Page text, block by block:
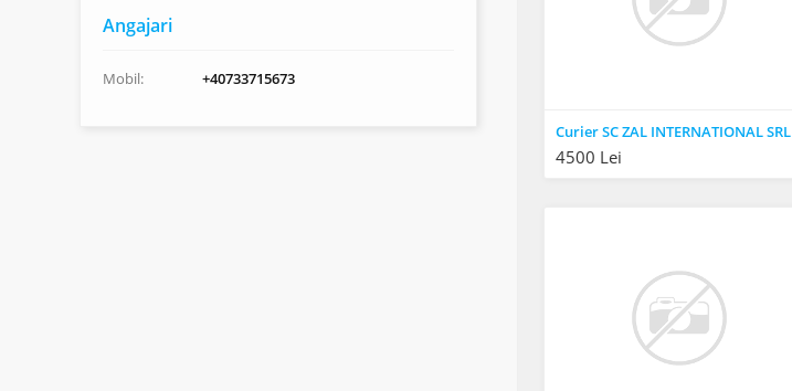
Angajari
Mobil: +40733715673
Curier SC ZAL INTERNATIONAL SRL
4500 Lei